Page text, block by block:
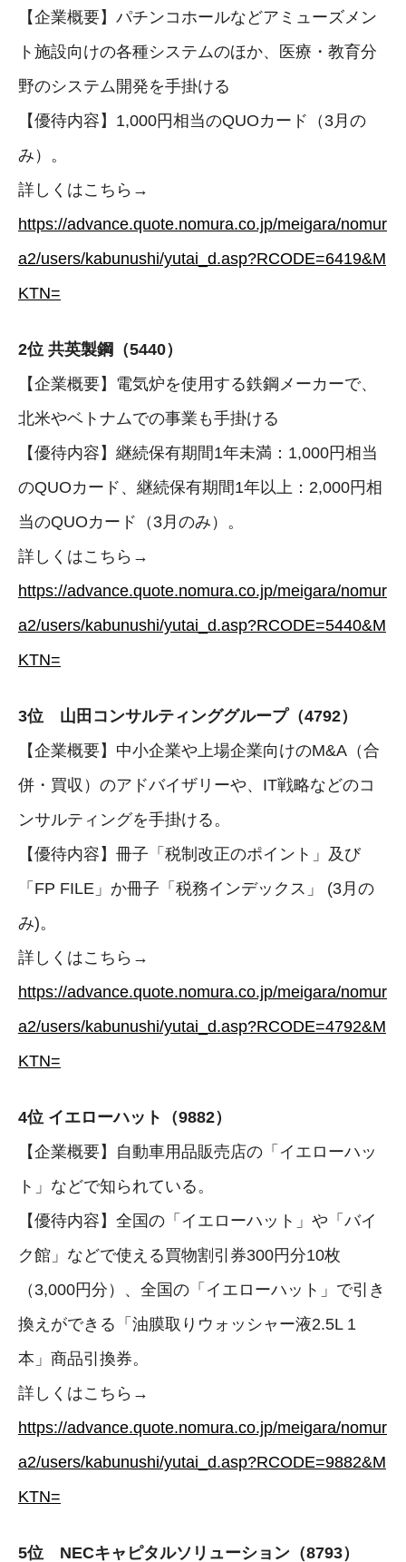
【企業概要】パチンコホールなどアミューズメン
ト施設向けの各種システムのほか、医療・教育分
野のシステム開発を手掛ける
【優待内容】1,000円相当のQUOカード（3月の
み）。
詳しくはこちら→
https://advance.quote.nomura.co.jp/meigara/nomur
a2/users/kabunushi/yutai_d.asp?RCODE=6419&M
KTN=
2位 共英製鋼（5440）
【企業概要】電気炉を使用する鉄鋼メーカーで、
北米やベトナムでの事業も手掛ける
【優待内容】継続保有期間1年未満：1,000円相当
のQUOカード、継続保有期間1年以上：2,000円相
当のQUOカード（3月のみ）。
詳しくはこちら→
https://advance.quote.nomura.co.jp/meigara/nomur
a2/users/kabunushi/yutai_d.asp?RCODE=5440&M
KTN=
3位 山田コンサルティンググループ（4792）
【企業概要】中小企業や上場企業向けのM&A（合
併・買収）のアドバイザリーや、IT戦略などのコ
ンサルティングを手掛ける。
【優待内容】冊子「税制改正のポイント」及び
「FP FILE」か冊子「税務インデックス」 (3月の
み)。
詳しくはこちら→
https://advance.quote.nomura.co.jp/meigara/nomur
a2/users/kabunushi/yutai_d.asp?RCODE=4792&M
KTN=
4位 イエローハット（9882）
【企業概要】自動車用品販売店の「イエローハッ
ト」などで知られている。
【優待内容】全国の「イエローハット」や「バイ
ク館」などで使える買物割引券300円分10枚
（3,000円分）、全国の「イエローハット」で引き
換えができる「油膜取りウォッシャー液2.5L 1
本」商品引換券。
詳しくはこちら→
https://advance.quote.nomura.co.jp/meigara/nomur
a2/users/kabunushi/yutai_d.asp?RCODE=9882&M
KTN=
5位 NECキャピタルソリューション（8793）